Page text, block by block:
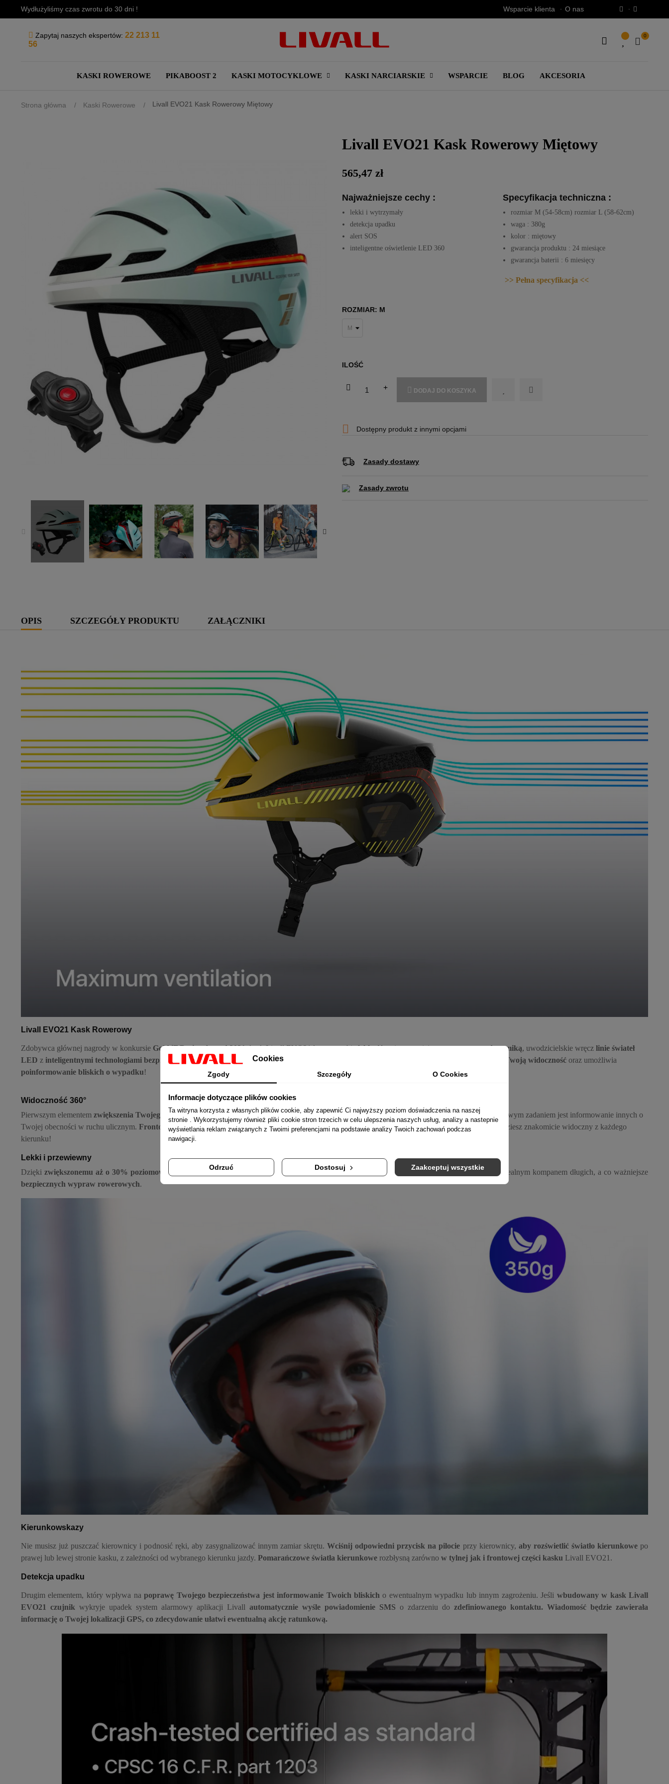
Wydłużyliśmy czas zwrotu do 30 dni ! Wsparcie klienta O nas
Zapytaj naszych ekspertów: 22 213 11
56
0
KASKI ROWEROWE PIKABOOST 2 KASKI MOTOCYKLOWE KASKI NARCIARSKIE WSPARCIE BLOG AKCESORIA
Strona główna Kaski Rowerowe Livall EVO21 Kask Rowerowy Miętowy
Livall EVO21 Kask Rowerowy Miętowy
565,47 zł
Najważniejsze cechy :
lekki i wytrzymały
detekcja upadku
alert SOS
inteligentne oświetlenie LED 360
Specyfikacja techniczna :
rozmiar M (54-58cm) rozmiar L (58-62cm)
waga : 380g
kolor : miętowy
gwarancja produktu : 24 miesiące
gwarancja baterii : 6 miesięcy
>> Pełna specyfikacja <<
ROZMIAR: M
ILOŚĆ
DODAJ DO KOSZYKA
 Dostępny produkt z innymi opcjami
Zasady dostawy
Zasady zwrotu
OPIS SZCZEGÓŁY PRODUKTU ZAŁĄCZNIKI
Livall EVO21 Kask Rowerowy
Zdobywca głównej nagrody w konkursie Gold iF Design Award 2021, kask Livall EVO21 łączy w sobielekkośćz niesamowicieagresywną aerodynamiką, uwodzicielskie wręcz linie świateł
LED z inteligentnymi technologiami bezpieczeństwa. Tam, gdzie tradycyjne kaski są jedynie elementem ochrony, Livall EVO21 dodatkowo zwiększa Twoją widoczność oraz umożliwia
poinformowanie bliskich o wypadku!
Widoczność 360°
Pierwszym elementem zwiększenia Twojego bezpieczeństwajaki oferuje Livall EVO21, jest system inteligentnego oświetlania LED, którego podstawowym zadaniem jest informowanie innych o
Twojej obecności w ruchu ulicznym. Frontowe, białe światło LEDw połączeniu zsystemem świateł tylnich o kącie świecenia 270° gwarantują, że będziesz znakomicie widoczny z każdego
kierunku!
Lekki i przewiewny
Dzięki zwiększonemu aż o 30% poziomowi wentylacji oraz niesamowicie lekkiej konstrukcji o wadze jedynie około 380g, Livall EVO21 staje się idealnym kompanem długich, a co ważniejsze
bezpiecznych wypraw rowerowych.
Kierunkowskazy
Nie musisz już puszczać kierownicy i podnosić ręki, aby zasygnalizować innym zamiar skrętu.Wciśnij odpowiedni przycisk na pilocie przy kierownicy, aby rozświetlić światło kierunkowepo
prawej lub lewej stronie kasku, z zależności od wybranego kierunku jazdy. Pomarańczowe światła kierunkowe rozbłysną zarówno w tylnej jak i frontowej części kasku Livall EVO21.
Detekcja upadku
Drugim elementem, który wpływa napoprawę Twojego bezpieczeństwa jest informowanie Twoich bliskich o ewentualnym wypadku lub innym zagrożeniu. Jeśli wbudowany w kask Livall
EVO21 czujnik wykryje upadek system alarmowy aplikacji Livall automatycznie wyśle powiadomienie SMS o zdarzeniu do zdefiniowanego kontaktu. Wiadomość będzie zawierała
informację o Twojej lokalizacji GPS, co zdecydowanie ułatwi ewentualną akcję ratunkową.
Cookies
Zgody Szczegóły O Cookies
Informacje dotyczące plików cookies
Ta witryna korzysta z własnych plików cookie, aby zapewnić Ci najwyższy poziom doświadczenia na naszej
stronie . Wykorzystujemy również pliki cookie stron trzecich w celu ulepszenia naszych usług, analizy a nastepnie
wyświetlania reklam związanych z Twoimi preferencjami na podstawie analizy Twoich zachowań podczas
nawigacji.
Odrzuć Dostosuj Zaakceptuj wszystkie